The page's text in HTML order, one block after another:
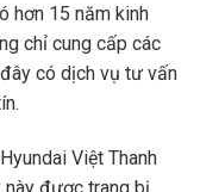
hơn 15 năm kinh
chỉ cung cấp các
có dịch vụ tư vấn
Việt Thanh
này được trang bị